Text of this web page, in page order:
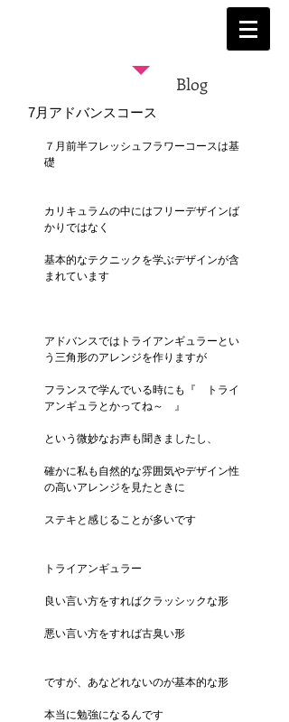
Blog
7月アドバンスコース
７月前半フレッシュフラワーコースは基
礎
カリキュラムの中にはフリーデザインば
かりではなく
基本的なテクニックを学ぶデザインが含
まれています
アドバンスではトライアンギュラーとい
う三角形のアレンジを作りますが
フランスで学んでいる時にも『　トライ
アンギュラとかってね～　』
という微妙なお声も聞きましたし、
確かに私も自然的な雰囲気やデザイン性
の高いアレンジを見たときに
ステキと感じることが多いです
トライアンギュラー
良い言い方をすればクラッシックな形
悪い言い方をすれば古臭い形
ですが、あなどれないのが基本的な形
本当に勉強になるんです